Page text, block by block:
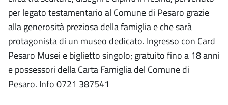
per legato testamentario al Comune di Pesaro grazie
alla generosità preziosa della famiglia e che sarà
protagonista di un museo dedicato. Ingresso con Card
Pesaro Musei e biglietto singolo; gratuito fino a 18 anni
e possessori della Carta Famiglia del Comune di
Pesaro. Info 0721 387541